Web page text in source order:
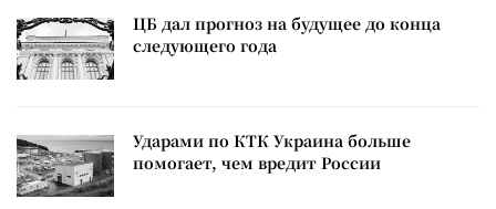
ЦБ дал прогноз на будущее до конца
следующего года
Ударами по КТК Украина больше
помогает, чем вредит России